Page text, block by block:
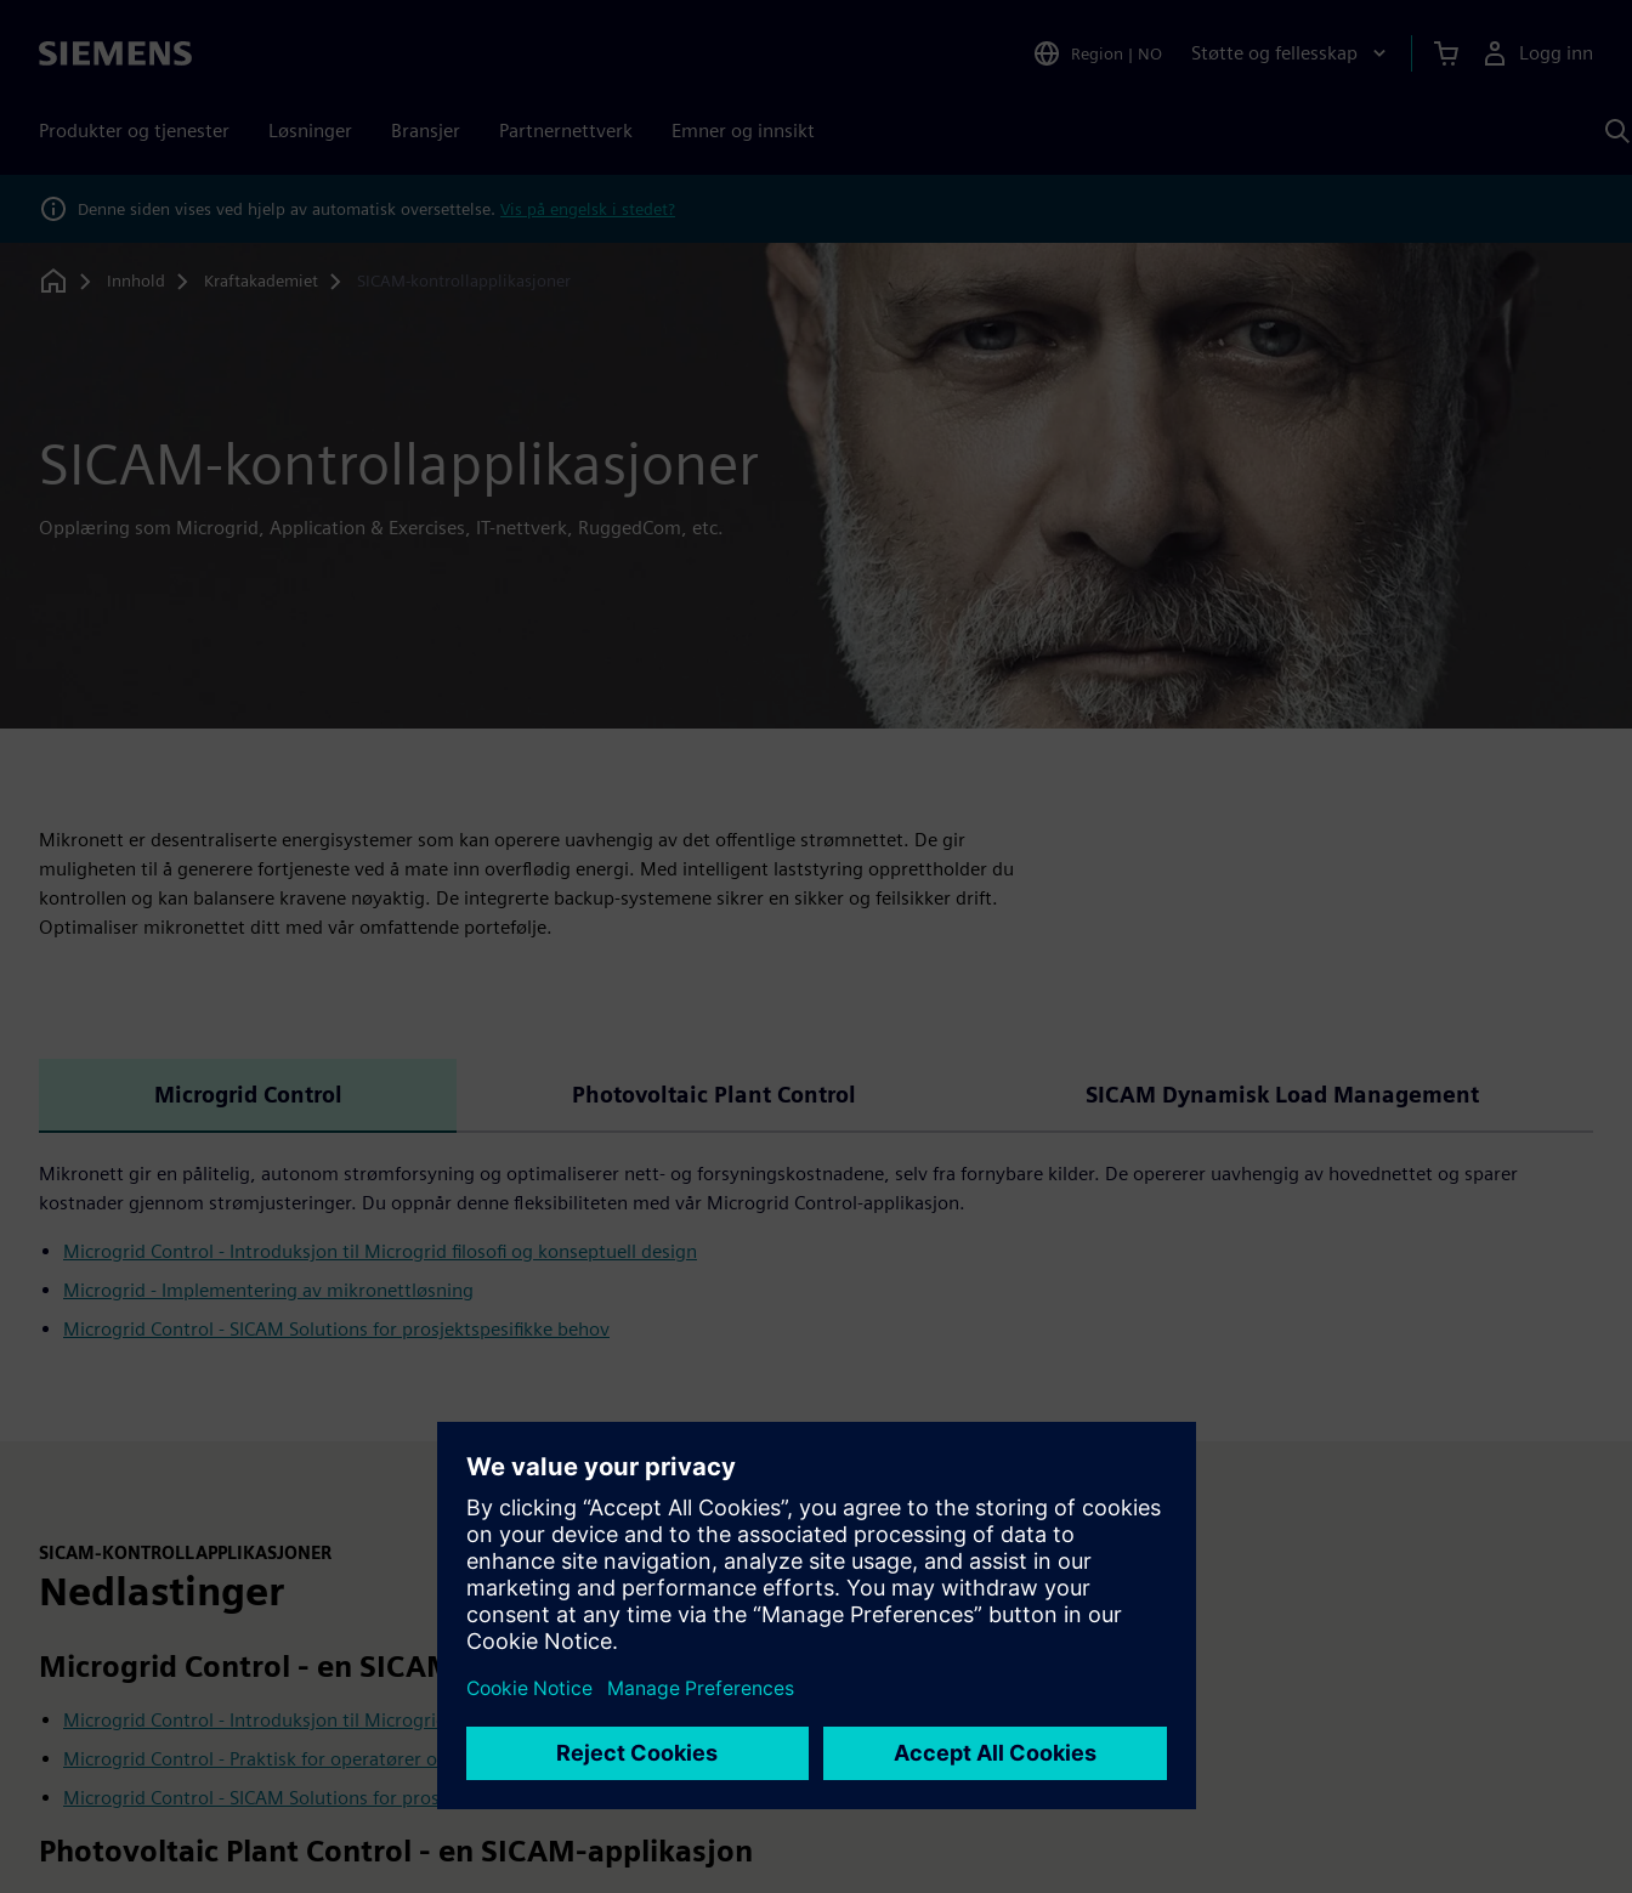
Siemens Region | NO Støtte og fellesskap Logg inn
Produkter og tjenester Løsninger Bransjer Partnernettverk Emner og innsikt
Denne siden vises ved hjelp av automatisk oversettelse. Vis på engelsk i stedet?
Home
Innhold Kraftakademiet SICAM-kontrollapplikasjoner
SICAM-kontrollapplikasjoner
Opplæring som Microgrid, Application & Exercises, IT-nettverk, RuggedCom, etc.
Mikronett er desentraliserte energisystemer som kan operere uavhengig av det offentlige strømnettet. De gir
muligheten til å generere fortjeneste ved å mate inn overflødig energi. Med intelligent laststyring opprettholder du
kontrollen og kan balansere kravene nøyaktig. De integrerte backup-systemene sikrer en sikker og feilsikker drift.
Optimaliser mikronettet ditt med vår omfattende portefølje.
Microgrid Control Photovoltaic Plant Control SICAM Dynamisk Load Management
Mikronett gir en pålitelig, autonom strømforsyning og optimaliserer nett- og forsyningskostnadene, selv fra fornybare kilder. De opererer uavhengig av hovednettet og sparer
kostnader gjennom strømjusteringer. Du oppnår denne fleksibiliteten med vår Microgrid Control-applikasjon.
Microgrid Control - Introduksjon til Microgrid filosofi og konseptuell design
Microgrid - Implementering av mikronettløsning
Microgrid Control - SICAM Solutions for prosjektspesifikke behov
SICAM-KONTROLLAPPLIKASJONER
Nedlastinger
Microgrid Control - en SICAM-applikasjon
Microgrid Control - Introduksjon til Microgrid filosofi og konseptuell design
Microgrid Control - Praktisk for operatører og ingeniører
Microgrid Control - SICAM Solutions for prosjektspesifikke behov
Photovoltaic Plant Control - en SICAM-applikasjon